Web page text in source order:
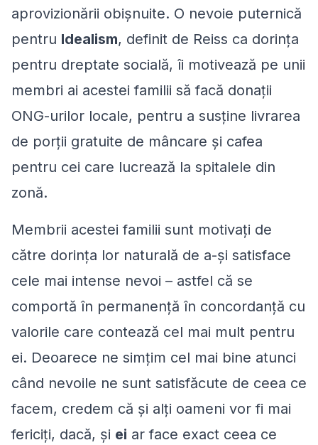
aprovizionării obișnuite. O nevoie puternică
pentru Idealism, definit de Reiss ca dorința
pentru dreptate socială, îi motivează pe unii
membri ai acestei familii să facă donații
ONG-urilor locale, pentru a susține livrarea
de porții gratuite de mâncare și cafea
pentru cei care lucrează la spitalele din
zonă.
Membrii acestei familii sunt motivați de
către dorința lor naturală de a-și satisface
cele mai intense nevoi – astfel că se
comportă în permanență în concordanță cu
valorile care contează cel mai mult pentru
ei. Deoarece ne simțim cel mai bine atunci
când nevoile ne sunt satisfăcute de ceea ce
facem, credem că și alți oameni vor fi mai
fericiți, dacă, și ei ar face exact ceea ce